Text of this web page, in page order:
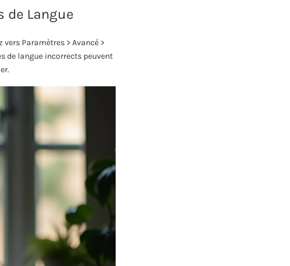
de Langue
Paramètres > Avancé >
de langue incorrects peuvent